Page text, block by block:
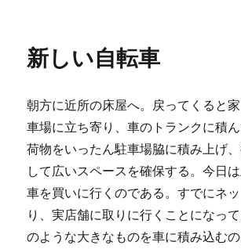
ー
に
新しい自転車
朝方に近所の床屋へ。戻ってくると
車場に立ち寄り、車のトランクに積
荷物をいったん駐車場脇に積み上げ
して広いスペースを確保する。今日
車を買いに行くのである。すでにネ
り、実店舗に取りに行くことになっ
のような大きなものを車に積み込むの